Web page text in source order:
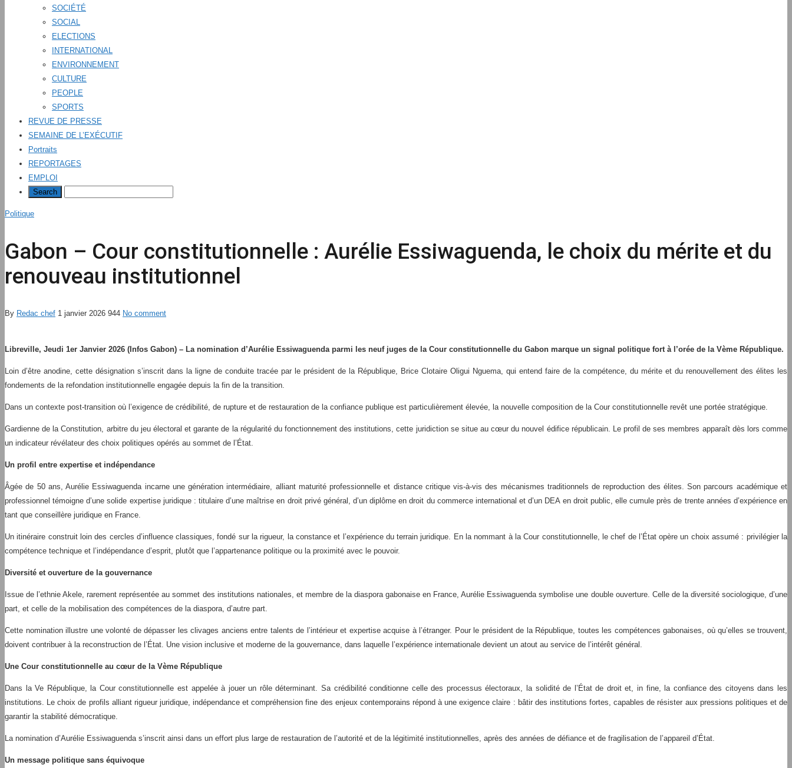
SOCIÉTÉ
SOCIAL
ELECTIONS
INTERNATIONAL
ENVIRONNEMENT
CULTURE
PEOPLE
SPORTS
REVUE DE PRESSE
SEMAINE DE L’EXÉCUTIF
Portraits
REPORTAGES
EMPLOI
Politique
Gabon – Cour constitutionnelle : Aurélie Essiwaguenda, le choix du mérite et du
renouveau institutionnel
By Redac chef 1 janvier 2026 944 No comment
Libreville, Jeudi 1er Janvier 2026 (Infos Gabon) – La nomination d’Aurélie Essiwaguenda parmi les neuf juges de la Cour constitutionnelle du Gabon marque un signal politique fort à l’orée de la Vème République.
Loin d’être anodine, cette désignation s’inscrit dans la ligne de conduite tracée par le président de la République, Brice Clotaire Oligui Nguema, qui entend faire de la compétence, du mérite et du renouvellement des élites les
fondements de la refondation institutionnelle engagée depuis la fin de la transition.
Dans un contexte post-transition où l’exigence de crédibilité, de rupture et de restauration de la confiance publique est particulièrement élevée, la nouvelle composition de la Cour constitutionnelle revêt une portée stratégique.
Gardienne de la Constitution, arbitre du jeu électoral et garante de la régularité du fonctionnement des institutions, cette juridiction se situe au cœur du nouvel édifice républicain. Le profil de ses membres apparaît dès lors comme
un indicateur révélateur des choix politiques opérés au sommet de l’État.
Un profil entre expertise et indépendance
Âgée de 50 ans, Aurélie Essiwaguenda incarne une génération intermédiaire, alliant maturité professionnelle et distance critique vis-à-vis des mécanismes traditionnels de reproduction des élites. Son parcours académique et
professionnel témoigne d’une solide expertise juridique : titulaire d’une maîtrise en droit privé général, d’un diplôme en droit du commerce international et d’un DEA en droit public, elle cumule près de trente années d’expérience en
tant que conseillère juridique en France.
Un itinéraire construit loin des cercles d’influence classiques, fondé sur la rigueur, la constance et l’expérience du terrain juridique. En la nommant à la Cour constitutionnelle, le chef de l’État opère un choix assumé : privilégier la
compétence technique et l’indépendance d’esprit, plutôt que l’appartenance politique ou la proximité avec le pouvoir.
Diversité et ouverture de la gouvernance
Issue de l’ethnie Akele, rarement représentée au sommet des institutions nationales, et membre de la diaspora gabonaise en France, Aurélie Essiwaguenda symbolise une double ouverture. Celle de la diversité sociologique, d’une
part, et celle de la mobilisation des compétences de la diaspora, d’autre part.
Cette nomination illustre une volonté de dépasser les clivages anciens entre talents de l’intérieur et expertise acquise à l’étranger. Pour le président de la République, toutes les compétences gabonaises, où qu’elles se trouvent,
doivent contribuer à la reconstruction de l’État. Une vision inclusive et moderne de la gouvernance, dans laquelle l’expérience internationale devient un atout au service de l’intérêt général.
Une Cour constitutionnelle au cœur de la Vème République
Dans la Ve République, la Cour constitutionnelle est appelée à jouer un rôle déterminant. Sa crédibilité conditionne celle des processus électoraux, la solidité de l’État de droit et, in fine, la confiance des citoyens dans les
institutions. Le choix de profils alliant rigueur juridique, indépendance et compréhension fine des enjeux contemporains répond à une exigence claire : bâtir des institutions fortes, capables de résister aux pressions politiques et de
garantir la stabilité démocratique.
La nomination d’Aurélie Essiwaguenda s’inscrit ainsi dans un effort plus large de restauration de l’autorité et de la légitimité institutionnelles, après des années de défiance et de fragilisation de l’appareil d’État.
Un message politique sans équivoque